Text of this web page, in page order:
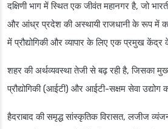
दक्षिणी भाग में स्थित एक जीवंत महानगर है, जो
और आंध्र प्रदेश की अस्थायी राजधानी के रूप में
में प्रौद्योगिकी और व्यापार के लिए एक प्रमुख केंद्र
शहर की अर्थव्यवस्था तेजी से बढ़ रही है, जिसका
प्रौद्योगिकी (आईटी) और आईटी-सक्षम सेवा उद्योग
हैदराबाद की समृद्ध सांस्कृतिक विरासत, लजीज